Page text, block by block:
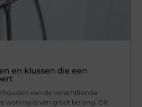
en klussen die een
van de verschillende
woning is van groot belang. Dit